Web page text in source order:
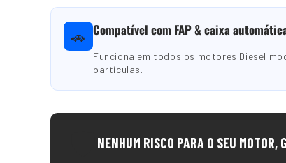
🚗 Compatível com FAP & caixa
Funciona em todos os motores Diesel
partículas.
NENHUM RISCO PARA O SEU MOTOR,